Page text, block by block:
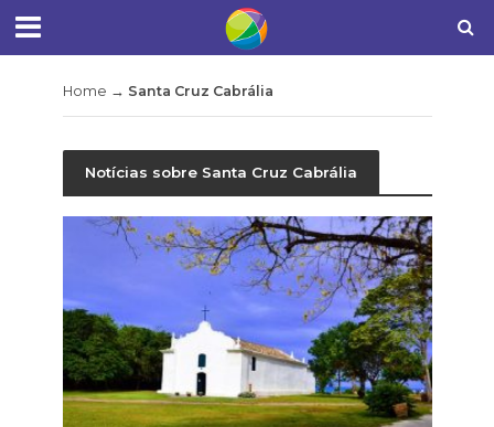
Home → Santa Cruz Cabrália
Notícias sobre Santa Cruz Cabrália